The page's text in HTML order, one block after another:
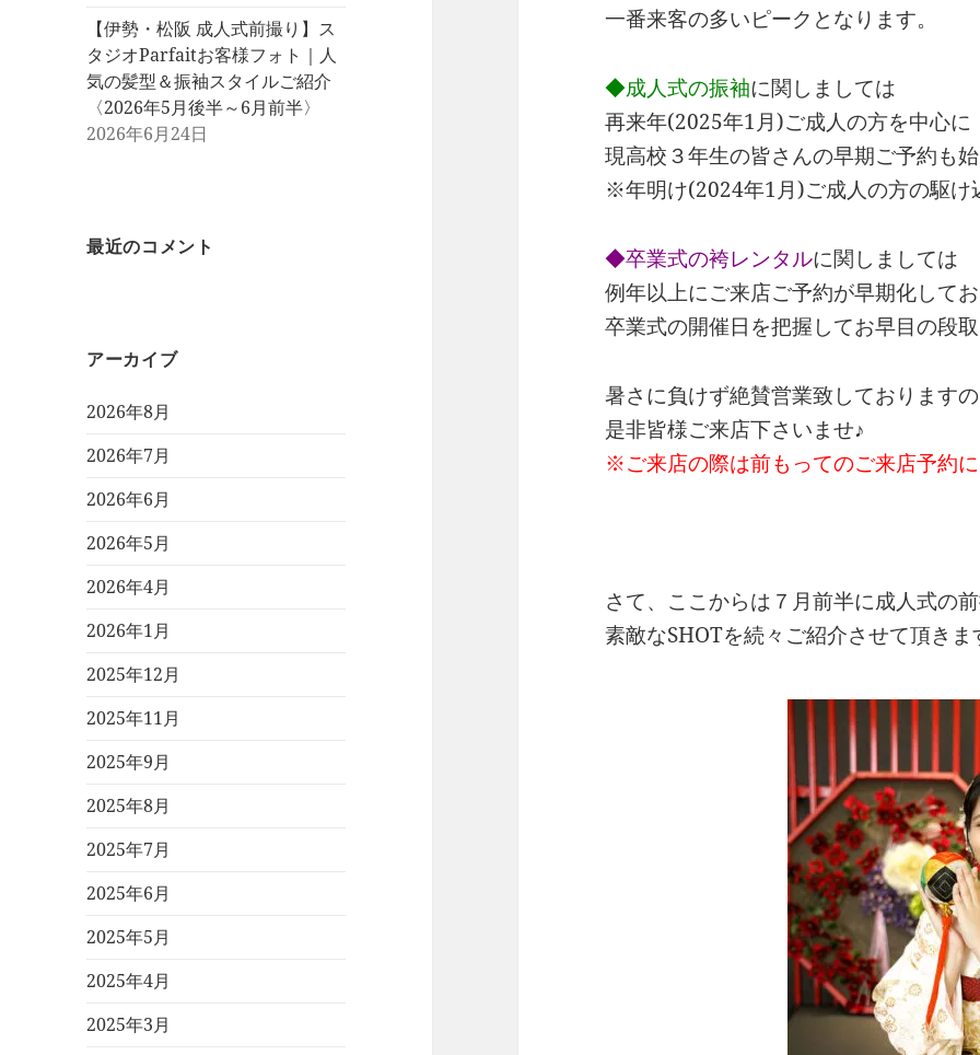
【伊勢・松阪 成人式前撮り】ス
タジオParfaitお客様フォト｜人
気の髪型＆振袖スタイルご紹介
〈2026年5月後半～6月前半〉
2026年6月24日
最近のコメント
アーカイブ
2026年8月
2026年7月
2026年6月
2026年5月
2026年4月
2026年1月
2025年12月
2025年11月
2025年9月
2025年8月
2025年7月
2025年6月
2025年5月
2025年4月
2025年3月
一番来客の多いピークとなります。
◆成人式の振袖に関しましては
再来年(2025年1月)ご成人の方を中心に
現高校３年生の皆さんの早期ご予約も
※年明け(2024年1月)ご成人の方の駆け
◆卒業式の袴レンタルに関しましては
例年以上にご来店ご予約が早期化して
卒業式の開催日を把握してお早目の段
暑さに負けず絶賛営業致しております
是非皆様ご来店下さいませ♪
※ご来店の際は前もってのご来店予約
さて、ここからは７月前半に成人式の
素敵なSHOTを続々ご紹介させて頂きま